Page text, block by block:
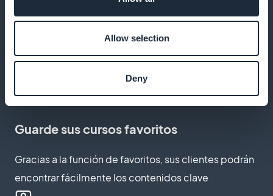
Allow selection
Deny
Añadir vídeos explicativos
Mostrar ejercicios sencillos que puedan reproducirse
Guarde sus cursos favoritos
Gracias a la función de favoritos, sus clientes podrán
encontrar fácilmente los contenidos clave